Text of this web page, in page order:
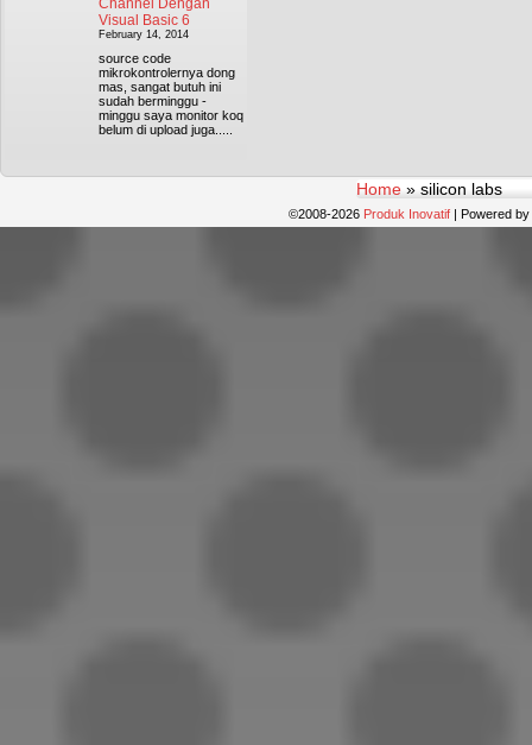
Channel Dengan
Visual Basic 6
February 14, 2014
source code
mikrokontrolernya dong
mas, sangat butuh ini
sudah berminggu -
minggu saya monitor koq
belum di upload juga.....
Home » silicon labs
©2008-2026 Produk Inovatif | Powered by